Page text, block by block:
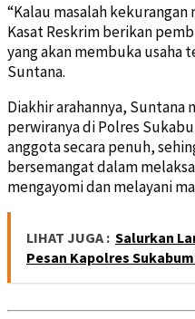
“Kalau masalah
Kasat Reskrim berikan
yang akan membuka usaha
Suntana.
Diakhir arahannya, Suntana
perwiranya di Polres
anggota secara penuh,
bersemangat dalam
mengayomi dan melayani
LIHAT JUGA : Salurkan
Pesan Kapolres